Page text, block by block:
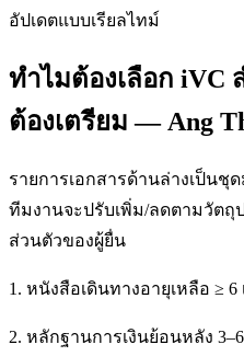
อัปเดตแบบเรียลไทม์
ทำไมต้องเลือก iVC
ต้องเตรียม — Ang
รายการเอกสารด้านล่างเป็นชุ
ทีมงานจะปรับเพิ่ม/ลดตามวัตถุ
ส่วนตัวของผู้ยื่น
1. หนังสือเดินทางอายุเหลือ ≥
2. หลักฐานการเงินย้อนหลัง